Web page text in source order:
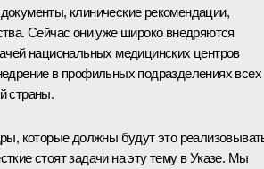
клинические рекомендации,
Сейчас они уже широко внедряются
национальных медицинских центров
в профильных подразделениях всех
страны.
которые должны будут это
стоят задачи на эту тему в Указе. Мы